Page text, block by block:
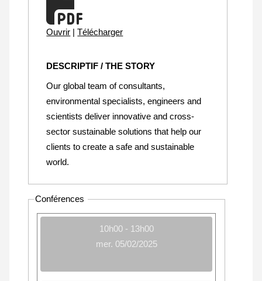
Ouvrir | Télécharger
DESCRIPTIF / THE STORY
Our global team of consultants,
environmental specialists, engineers and
scientists deliver innovative and cross-
sector sustainable solutions that help our
clients to create a safe and sustainable
world.
Conférences
10h00 - 13h00
mer. 05/02/2025